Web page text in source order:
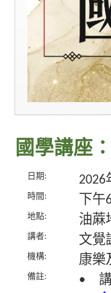
國學講座
日期: 2026
時間: 下
地點: 油蔴
講者: 文覺
機構: 康樂
備註:
• 講